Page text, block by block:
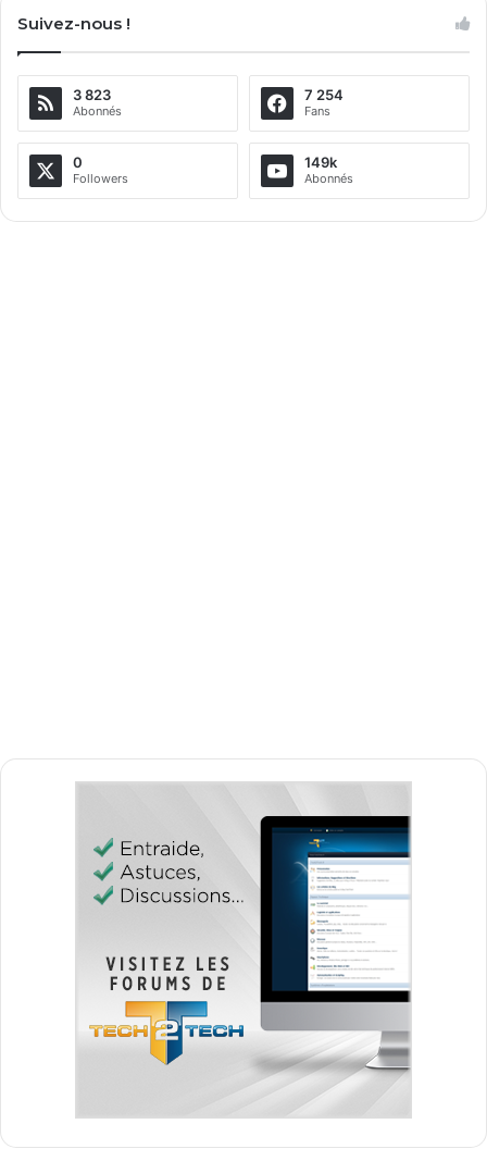
Suivez-nous !
3 823
Abonnés
7 254
Fans
0
Followers
149k
Abonnés